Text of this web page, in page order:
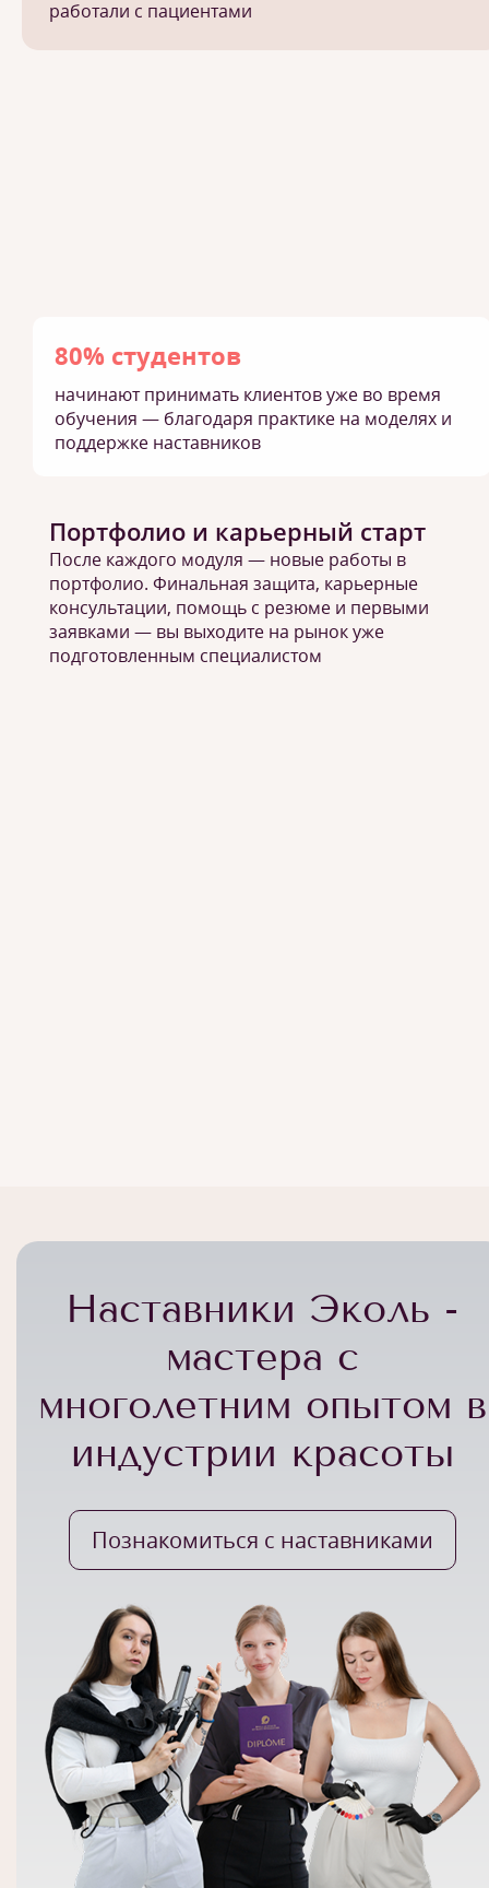
работали с пациентами
80% студентов
начинают принимать клиентов уже во время
обучения — благодаря практике на моделях и
поддержке наставников
Портфолио и карьерный старт
После каждого модуля — новые работы в
портфолио. Финальная защита, карьерные
консультации, помощь с резюме и первыми
заявками — вы выходите на рынок уже
подготовленным специалистом
Наставники Эколь -
мастера с
многолетним опытом в
индустрии красоты
Познакомиться с наставниками